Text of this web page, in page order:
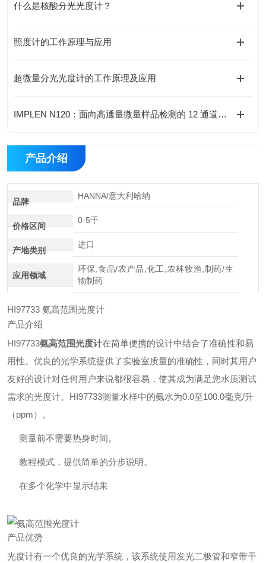
什么是核酸分光光度计？
照度计的工作原理与应用
超微量分光光度计的工作原理及应用
IMPLEN N120：面向高通量微量样品检测的 12 通道分光光度计
产品介绍
品牌
HANNA/意大利哈纳
价格区间
0-5千
产地类别
进口
应用领域
环保,食品/农产品,化工,农林牧渔,制药/生
物制药
HI97733 氨高范围光度计
产品介绍
HI97733氨高范围光度计在简单便携的设计中结合了准确性和易
用性。优良的光学系统提供了实验室质量的准确性，同时其用户
友好的设计对任何用户来说都很容易，使其成为满足您水质测试
需求的光度计。HI97733测量水样中的氨水为0.0至100.0毫克/升
（ppm）。
测量前不需要热身时间。
教程模式，提供简单的分步说明。
在多个化学中显示结果
产品优势
光度计有一个优良的光学系统，该系统使用发光二极管和窄带干